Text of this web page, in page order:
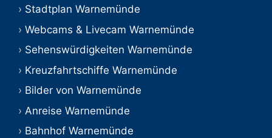
Stadtplan Warnemünde
Webcams & Livecam Warnemünde
Sehenswürdigkeiten Warnemünde
Kreuzfahrtschiffe Warnemünde
Bilder von Warnemünde
Anreise Warnemünde
Bahnhof Warnemünde